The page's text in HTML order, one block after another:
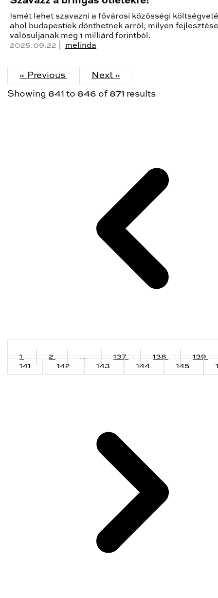
Ismét lehet szavazni a fővárosi közösségi
ahol budapestiek dönthetnek arról, milyen
valósuljanak meg 1 milliárd forintból.
2025.09.22 | melinda
« Previous Next »
Showing 841 to 846 of 871 results
1 2 ... 137 138
139
141
142 143 144 145